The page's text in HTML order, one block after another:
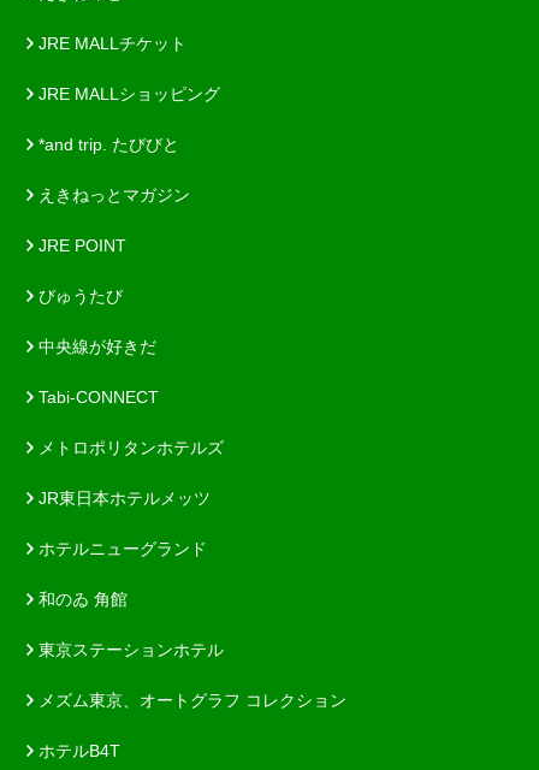
JRE MALLチケット
JRE MALLショッピング
*and trip. たびびと
えきねっとマガジン
JRE POINT
びゅうたび
中央線が好きだ
Tabi-CONNECT
メトロポリタンホテルズ
JR東日本ホテルメッツ
ホテルニューグランド
和のゐ 角館
東京ステーションホテル
メズム東京、オートグラフ コレクション
ホテルB4T